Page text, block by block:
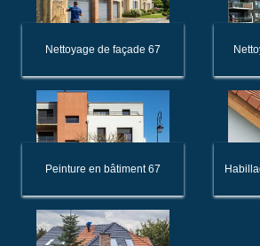
Nettoyage de façade 67
Peinture en bâtiment 67